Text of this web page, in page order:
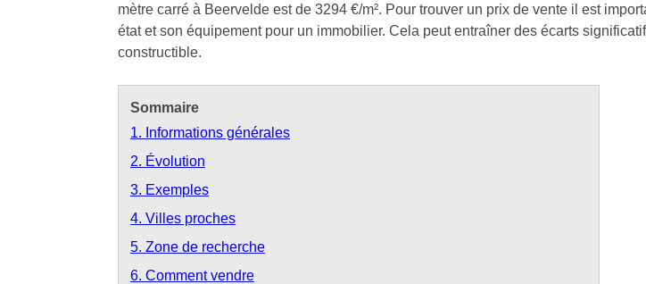
mètre carré à Beervelde est de 3294 €/m². Pour trouver un prix de vente il est
état et son équipement pour un immobilier. Cela peut entraîner des écarts
constructible.
Sommaire
1. Informations générales
2. Évolution
3. Exemples
4. Villes proches
5. Zone de recherche
6. Comment vendre